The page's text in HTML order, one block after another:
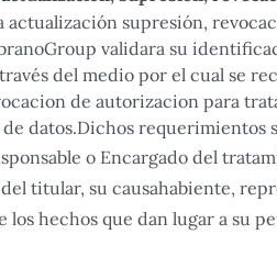
supresión,
validara su
del medio por el cual se
de autorizacion para
datos.Dichos
o Encargado del
titular, su causahabiente,
hechos que dan lugar a su